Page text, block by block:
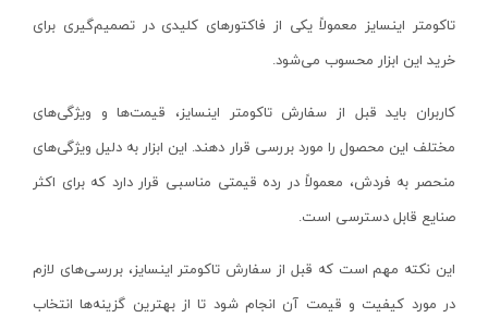
جک
انواع چسب
تیغه‌های برش
بکس
شلنگ
انواع باتری
بست کمربندی
تاکومتر اینسایز معمولاً یکی از فاکتورهای کلیدی در تصمیم‌گیری برای
خرید این ابزار محسوب می‌شود.
کاربران باید قبل از سفارش تاکومتر اینسایز، قیمت‌ها و ویژگی‌های
مختلف این محصول را مورد بررسی قرار دهند. این ابزار به دلیل ویژگی‌های
منحصر به فردش، معمولاً در رده قیمتی مناسبی قرار دارد که برای اکثر
صنایع قابل دسترسی است.
این نکته مهم است که قبل از سفارش تاکومتر اینسایز، بررسی‌های لازم
در مورد کیفیت و قیمت آن انجام شود تا از بهترین گزینه‌ها انتخاب